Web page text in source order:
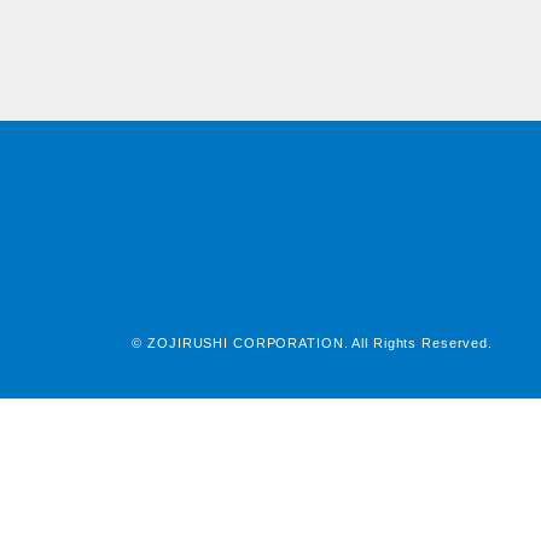
© ZOJIRUSHI CORPORATION. All Rights Reserved.